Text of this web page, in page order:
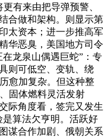
有来由把导弹预警、
合做和架构。则显示第
太资本；进一步推高军
华恶臭，美国地方司令
龙泉山偶遇巨蛇”：专
则可低空、变轨、绕
愈加复杂。但这种整
固体燃料灵活发射
际角度看，签完又发生
算法欠亨明。活跃好
谋合作加剧、俄朝关系